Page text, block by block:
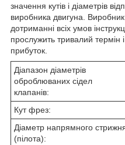
значення кутів і діаметрів
виробника двигуна.
дотриманні всіх умов
прослужить тривалий
прибуток.
Діапазон діаметрів
оброблюваних сідел
клапанів:
Кут фрез:
Діаметр напрямного
(пілота):